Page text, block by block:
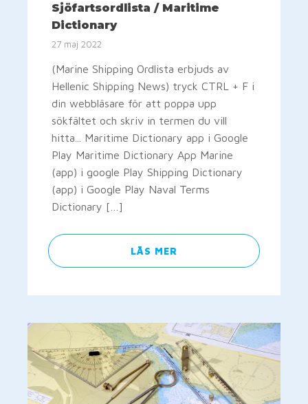
Sjöfartsordlista / Maritime
Dictionary
27 maj 2022
(Marine Shipping Ordlista erbjuds av
Hellenic Shipping News) tryck CTRL + F i
din webbläsare för att poppa upp
sökfältet och skriv in termen du vill
hitta... Maritime Dictionary app i Google
Play Maritime Dictionary App Marine
(app) i google Play Shipping Dictionary
(app) i Google Play Naval Terms
Dictionary […]
LÄS MER